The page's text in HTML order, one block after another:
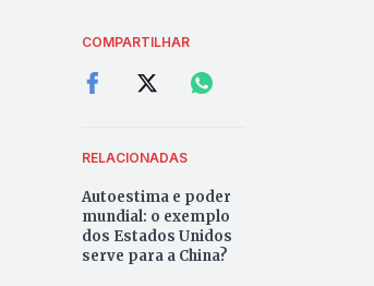
COMPARTILHAR
RELACIONADAS
Autoestima e poder
mundial: o exemplo
dos Estados Unidos
serve para a China?